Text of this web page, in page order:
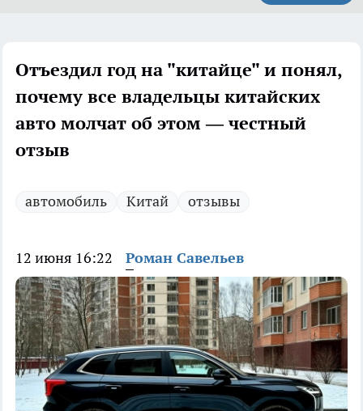
Отъездил год на "китайце" и понял,
почему все владельцы китайских
авто молчат об этом — честный
отзыв
автомобиль Китай отзывы
12 июня 16:22 Роман Савельев